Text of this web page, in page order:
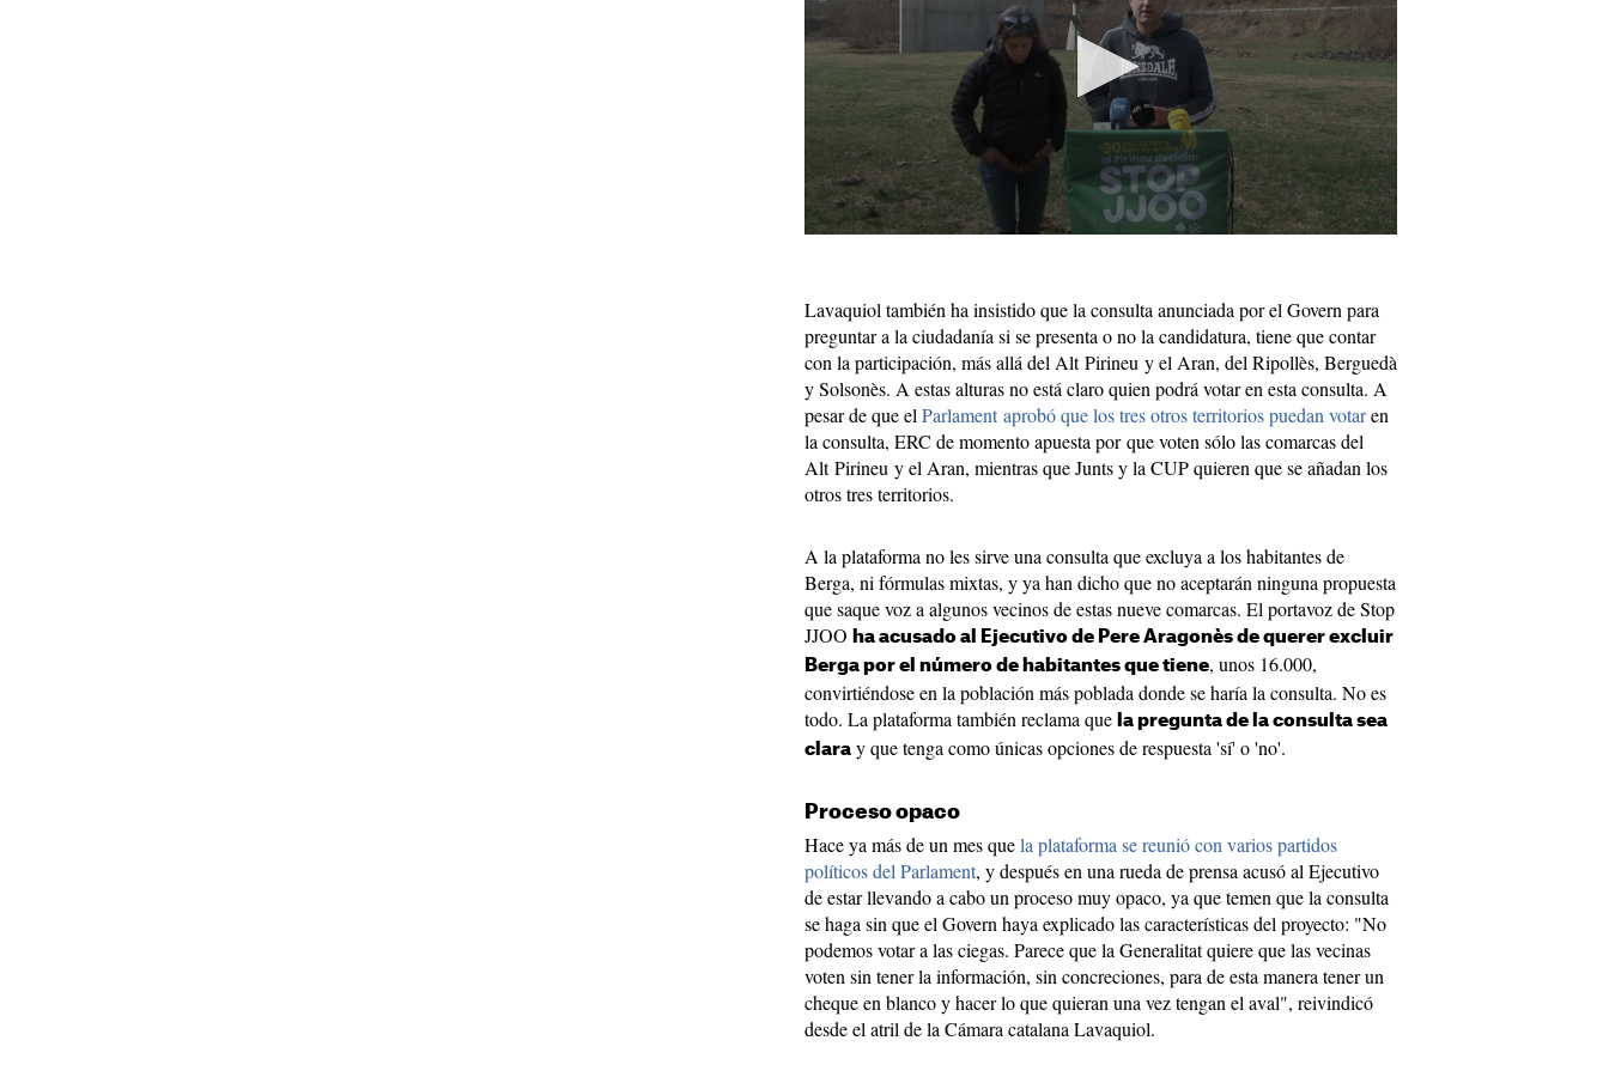
Lavaquiol también ha insistido que la consulta anunciada por el Govern para
preguntar a la ciudadanía si se presenta o no la candidatura, tiene que contar
con la participación, más allá del Alt Pirineu y el Aran, del Ripollès, Berguedà
y Solsonès. A estas alturas no está claro quien podrá votar en esta consulta. A
pesar de que elParlament aprobó que los tres otros territorios puedan votaren
la consulta, ERC de momento apuesta por que voten sólo las comarcas del
Alt Pirineu y el Aran, mientras que Junts y la CUP quieren que se añadan los
otros tres territorios.
A la plataforma no les sirve una consulta que excluya a los habitantes de
Berga, ni fórmulas mixtas, y ya han dicho que no aceptarán ninguna propuesta
que saque voz a algunos vecinos de estas nueve comarcas. El portavoz de Stop
JJOO ha acusado al Ejecutivo de Pere Aragonès de querer excluir
Berga por el número de habitantes que tiene, unos 16.000,
convirtiéndose en la población más poblada donde se haría la consulta. No es
todo. La plataforma también reclama que la pregunta de la consulta sea
clara y que tenga como únicas opciones de respuesta 'sí' o 'no'.
Proceso opaco
Hace ya más de un mes quela plataforma se reunió con varios partidos
políticos del Parlament, y después en una rueda de prensa acusó al Ejecutivo
de estar llevando a cabo un proceso muy opaco, ya que temen que la consulta
se haga sin que el Govern haya explicado las características del proyecto: "No
podemos votar a las ciegas. Parece que la Generalitat quiere que las vecinas
voten sin tener la información, sin concreciones, para de esta manera tener un
cheque en blanco y hacer lo que quieran una vez tengan el aval", reivindicó
desde el atril de la Cámara catalana Lavaquiol.